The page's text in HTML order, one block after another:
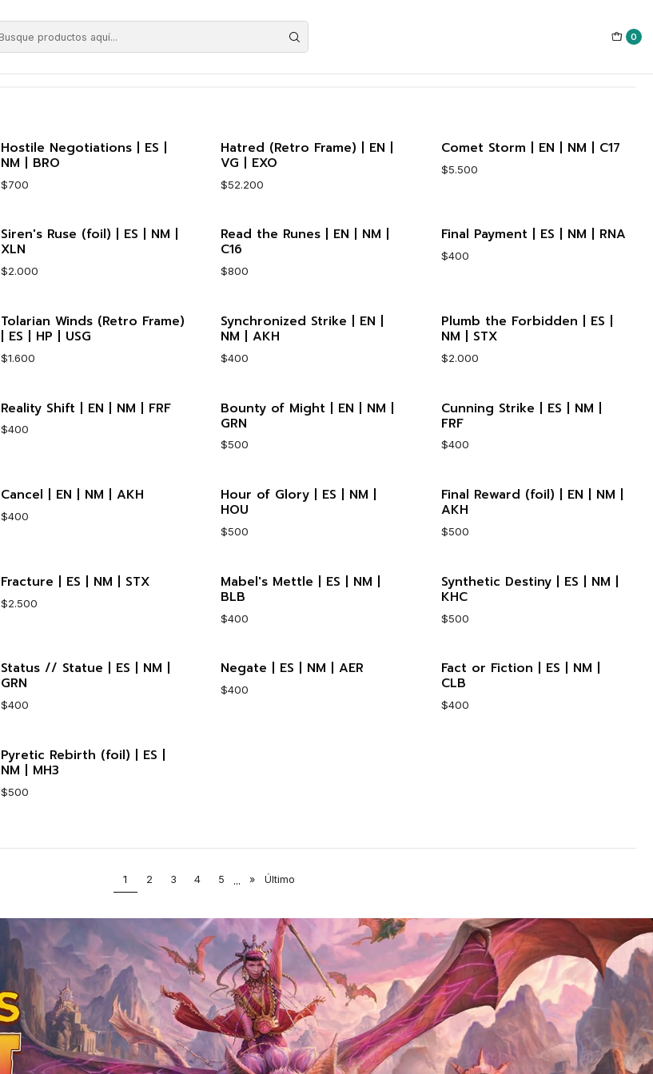
0
Hostile Negotiations | ES |
NM | BRO
$700
Cantidad
Hatred (Retro Frame) | EN |
VG | EXO
$52.200
Cantidad
Comet Storm | EN | NM | C17
$5.500
Cantidad
Siren's Ruse (foil) | ES | NM |
XLN
$2.000
Cantidad
Read the Runes | EN | NM |
C16
$800
Cantidad
Final Payment | ES | NM | RNA
$400
Cantidad
Tolarian Winds (Retro Frame)
| ES | HP | USG
$1.600
Cantidad
Synchronized Strike | EN |
NM | AKH
$400
Cantidad
Plumb the Forbidden | ES |
NM | STX
$2.000
Cantidad
Reality Shift | EN | NM | FRF
$400
Cantidad
Bounty of Might | EN | NM |
GRN
$500
Cantidad
Cunning Strike | ES | NM |
FRF
$400
Cantidad
Cancel | EN | NM | AKH
$400
Cantidad
Hour of Glory | ES | NM |
HOU
$500
Cantidad
Final Reward (foil) | EN | NM |
AKH
$500
Cantidad
Fracture | ES | NM | STX
$2.500
Cantidad
Mabel's Mettle | ES | NM |
BLB
$400
Cantidad
Synthetic Destiny | ES | NM |
KHC
$500
Cantidad
Status // Statue | ES | NM |
GRN
$400
Cantidad
Negate | ES | NM | AER
$400
Fact or Fiction | ES | NM |
CLB
$400
Pyretic Rebirth (foil) | ES |
NM | MH3
$500
1 2 3 4 5 ... » Último